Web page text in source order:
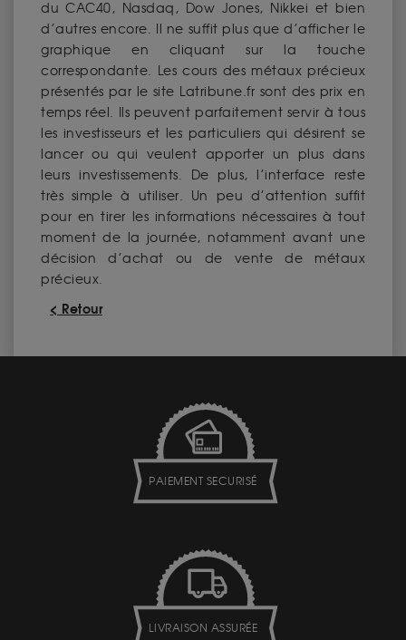
du CAC40, Nasdaq, Dow Jones, Nikkei et bien
d’autres encore. Il ne suffit plus que d’afficher le
graphique en cliquant sur la touche
correspondante. Les cours des métaux précieux
présentés par le site Latribune.fr sont des prix en
temps réel. Ils peuvent parfaitement servir à tous
les investisseurs et les particuliers qui désirent se
lancer ou qui veulent apporter un plus dans
leurs investissements. De plus, l’interface reste
très simple à utiliser. Un peu d’attention suffit
pour en tirer les informations nécessaires à tout
moment de la journée, notamment avant une
décision d’achat ou de vente de métaux
précieux.
< Retour
PAIEMENT SECURISÉ
LIVRAISON ASSURÉE